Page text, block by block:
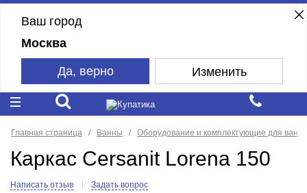
Ваш город
Москва
Да, верно Изменить
Главная страница Ванны Оборудование и комплектующие для ванн
Каркас Cersanit Lorena 150
Написать отзыв Задать вопрос